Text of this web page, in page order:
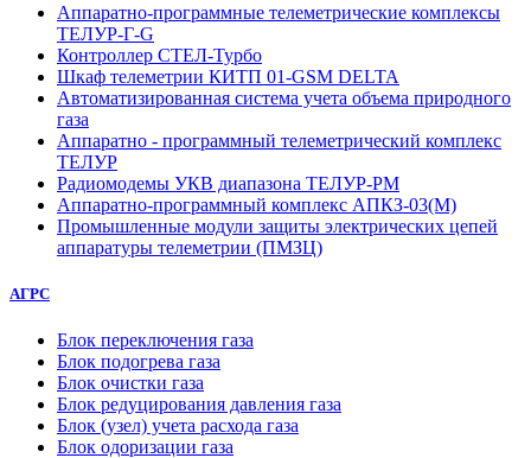
Аппаратно-программные телеметрические комплексы
ТЕЛУР-Г-G
Контроллер СТЕЛ-Турбо
Шкаф телеметрии КИТП 01-GSM DELTA
Автоматизированная система учета объема природного
газа
Аппаратно - программный телеметрический комплекс
ТЕЛУР
Радиомодемы УКВ диапазона ТЕЛУР-РМ
Аппаратно-программный комплекс АПКЗ-03(М)
Промышленные модули защиты электрических цепей
аппаратуры телеметрии (ПМЗЦ)
АГРС
Блок переключения газа
Блок подогрева газа
Блок очистки газа
Блок редуцирования давления газа
Блок (узел) учета расхода газа
Блок одоризации газа